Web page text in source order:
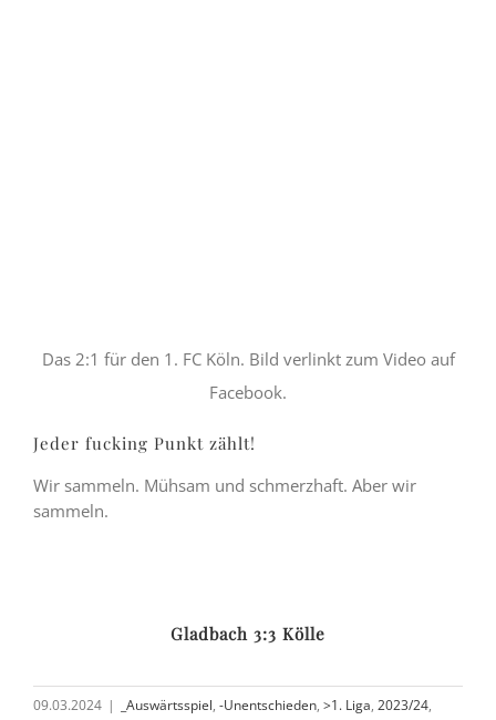
Das 2:1 für den 1. FC Köln. Bild verlinkt zum Video auf
Facebook.
Jeder fucking Punkt zählt!
Wir sammeln. Mühsam und schmerzhaft. Aber wir
sammeln.
Gladbach 3:3 Kölle
09.03.2024 | _Auswärtsspiel, -Unentschieden, >1. Liga, 2023/24,